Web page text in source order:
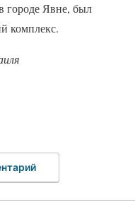
городе Явне, был
комплекс.